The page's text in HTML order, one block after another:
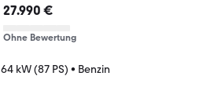
27.990 €
Ohne Bewertung
64 kW (87 PS) • Benzin